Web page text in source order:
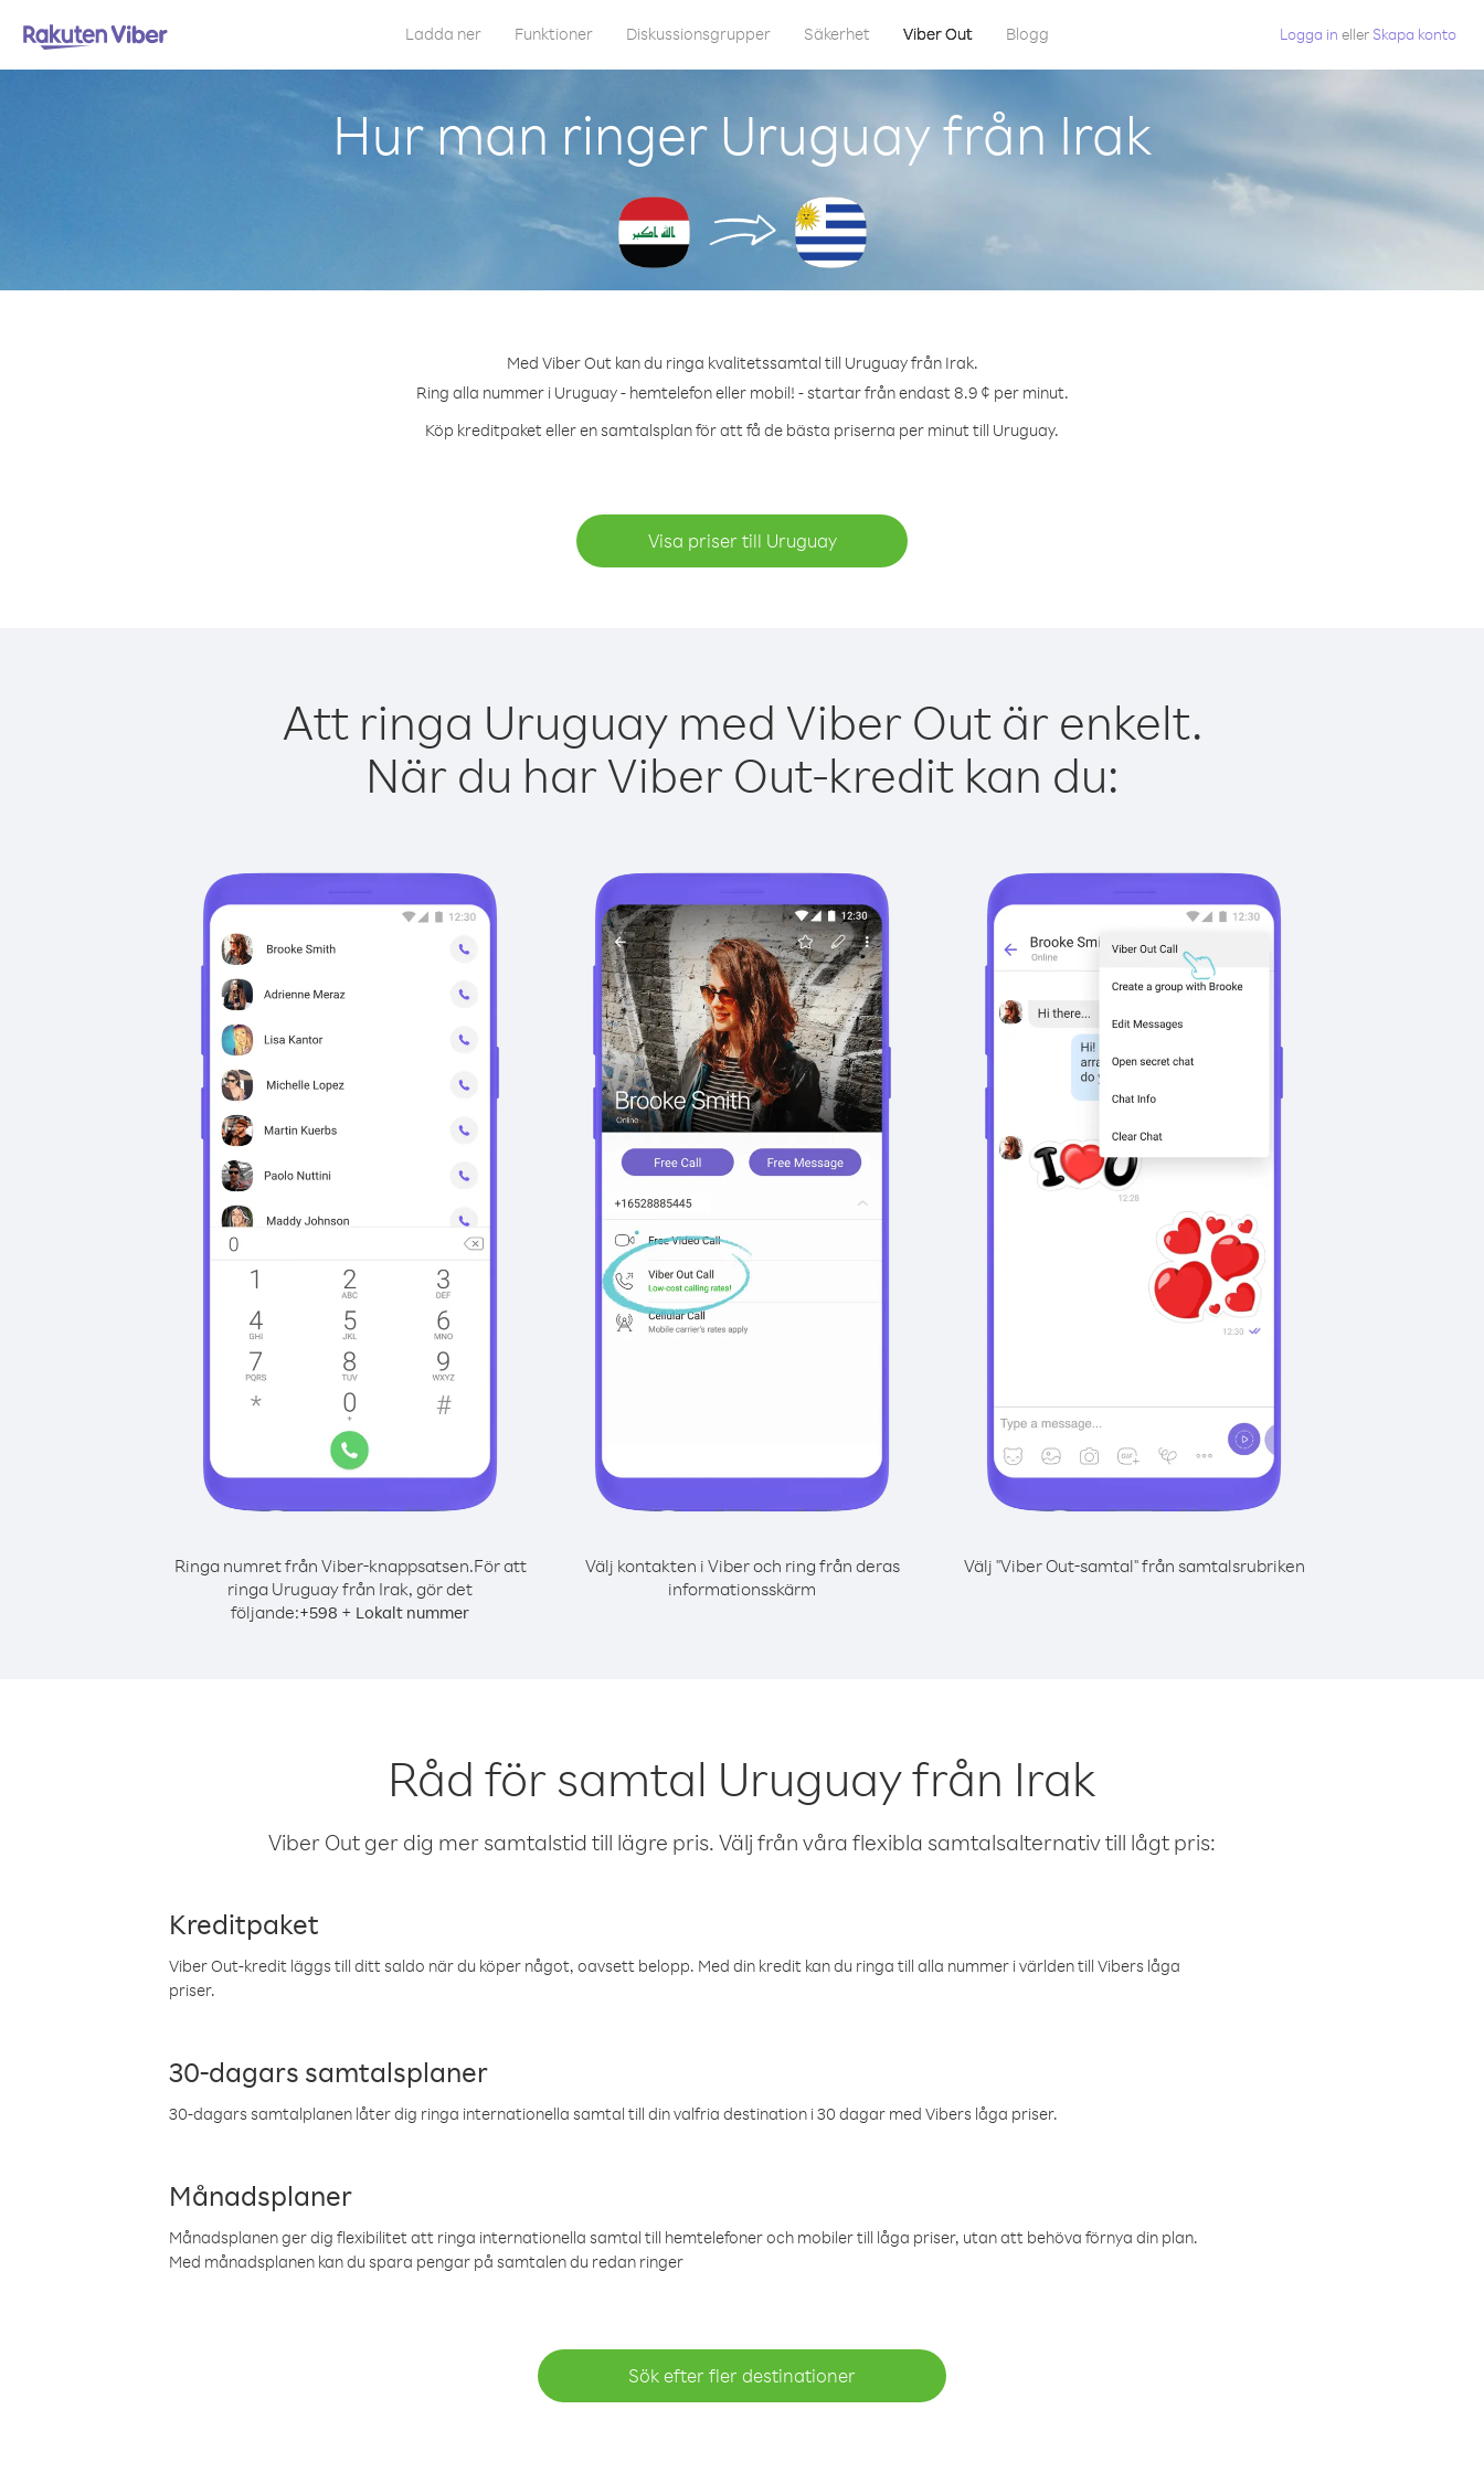
Ladda ner Funktioner Diskussionsgrupper Säkerhet Viber Out Blogg Logga in eller Skapa konto
Hur man ringer Uruguay från Irak
Med Viber Out kan du ringa kvalitetssamtal till Uruguay från Irak.
Ring alla nummer i Uruguay - hemtelefon eller mobil! - startar från endast 8.9 ¢ per minut.
Köp kreditpaket eller en samtalsplan för att få de bästa priserna per minut till Uruguay.
Visa priser till Uruguay
Att ringa Uruguay med Viber Out är enkelt.
När du har Viber Out-kredit kan du:
Ringa numret från Viber-knappsatsen.För att
ringa Uruguay från Irak, gör det
följande:+598 + Lokalt nummer
Välj kontakten i Viber och ring från deras
informationsskärm
Välj "Viber Out-samtal" från samtalsrubriken
Råd för samtal Uruguay från Irak
Viber Out ger dig mer samtalstid till lägre pris. Välj från våra flexibla samtalsalternativ till lågt pris:
Kreditpaket
Viber Out-kredit läggs till ditt saldo när du köper något, oavsett belopp. Med din kredit kan du ringa till alla nummer i världen till Vibers låga
priser.
30-dagars samtalsplaner
30-dagars samtalplanen låter dig ringa internationella samtal till din valfria destination i 30 dagar med Vibers låga priser.
Månadsplaner
Månadsplanen ger dig flexibilitet att ringa internationella samtal till hemtelefoner och mobiler till låga priser, utan att behöva förnya din plan.
Med månadsplanen kan du spara pengar på samtalen du redan ringer
Sök efter fler destinationer